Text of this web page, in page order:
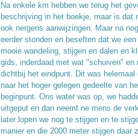
Na enkele km hebben we terug het
beschrijving in het boekje, maar is
ook nergens aanwijzingen. Maar na
eerder stonden en beseften dat we
mooie wandeling, stijgen en dalen en
gids, inderdaad met wat "schuiven"
dichtbij het eindpunt. Dit was
naar het hoger gelegen gedeelte van
beginpunt. Ons water was op, we
uitgeput en dan neemt ne mens de
later lopen we nog te stijgen en te
manier en die 2000 meter stijgen daar